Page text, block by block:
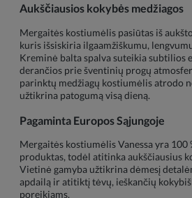
Aukščiausios kokybės medžiagos
Mergaitės kostiumėlis pasiūtas iš
kuris išsiskiria ilgaamžiškumu,
Kreminė balta spalva suteikia subtilios
derančios prie šventinių progų
parinktų medžiagų kostiumėlis atrodo
užtikrina patogumą visą dieną.
Pagaminta Europos Sąjungoje
Mergaitės kostiumėlis Vanessa yra 100
produktas, todėl atitinka aukščiausius
Vietinė gamyba užtikrina dėmesį
apdailą ir atitiktį tėvų, ieškančių
poreikiams.